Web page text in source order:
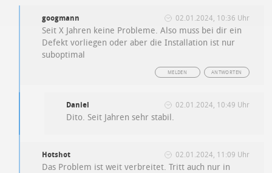
googmann 02.01.2024, 10:36 Uhr
Seit X Jahren keine Probleme. Also muss bei dir ein
Defekt vorliegen oder aber die Installation ist nur
suboptimal
ANTWORTEN
MELDEN
Daniel 02.01.2024, 10:49 Uhr
Dito. Seit Jahren sehr stabil.
Hotshot 02.01.2024, 11:09 Uhr
Das Problem ist weit verbreitet. Tritt auch nur in